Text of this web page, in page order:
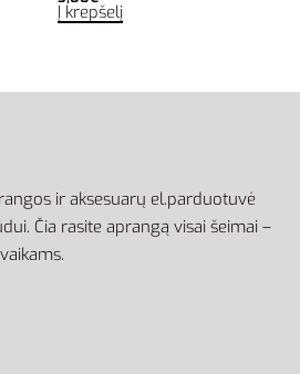
Į krepšelį
ir aksesuarų el.parduotuvė
Čia rasite aprangą visai šeimai –